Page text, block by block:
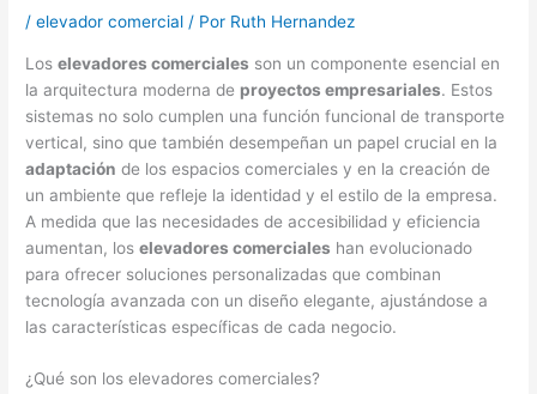
/elevador comercial / Por Ruth Hernandez
Loselevadores comerciales son un componente esencial en
la arquitectura moderna de proyectos empresariales. Estos
sistemas no solo cumplen una función funcional de transporte
vertical, sino que también desempeñan un papel crucial en la
adaptación de los espacios comerciales y en la creación de
un ambiente que refleje la identidad y el estilo de la empresa.
A medida que las necesidades de accesibilidad y eficiencia
aumentan, loselevadores comerciales han evolucionado
para ofrecer soluciones personalizadas que combinan
tecnología avanzada con un diseño elegante, ajustándose a
las características específicas de cada negocio.
¿Qué son los elevadores comerciales?